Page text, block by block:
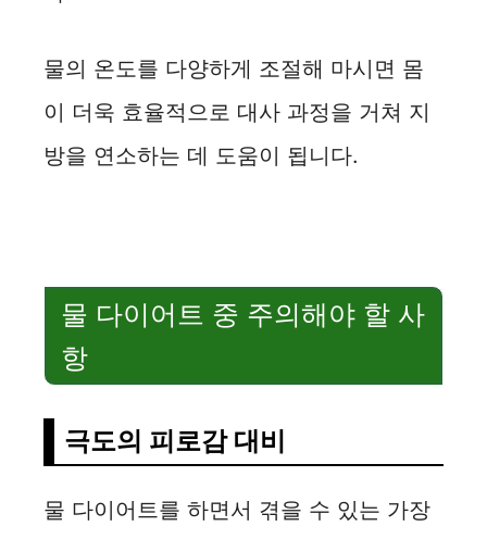
물의 온도를 다양하게 조절해 마시면 몸
이 더욱 효율적으로 대사 과정을 거쳐 지
방을 연소하는 데 도움이 됩니다.
물 다이어트 중 주의해야 할 사
항
극도의 피로감 대비
물 다이어트를 하면서 겪을 수 있는 가장